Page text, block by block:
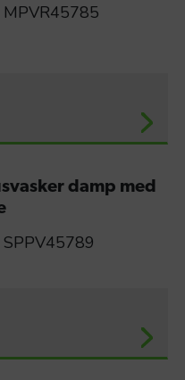
MPVR45785
damp med
SPPV45789